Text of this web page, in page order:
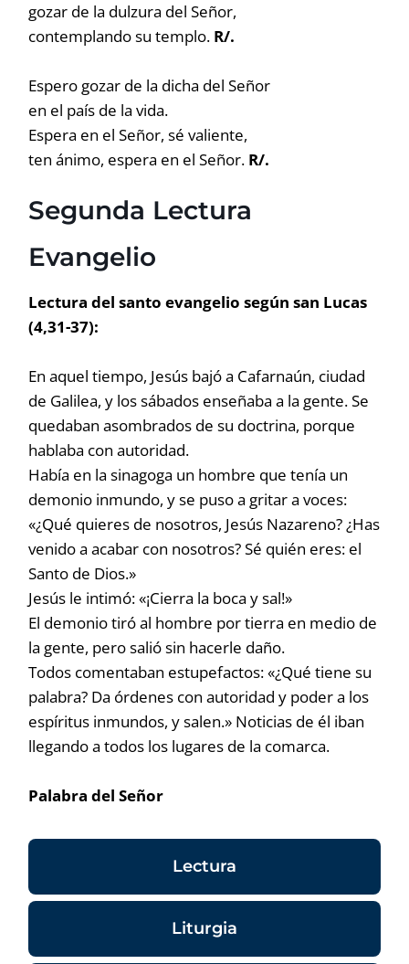
gozar de la dulzura del Señor,
contemplando su templo. R/.
Espero gozar de la dicha del Señor
en el país de la vida.
Espera en el Señor, sé valiente,
ten ánimo, espera en el Señor. R/.
Segunda Lectura
Evangelio
Lectura del santo evangelio según san Lucas
(4,31-37):
En aquel tiempo, Jesús bajó a Cafarnaún, ciudad
de Galilea, y los sábados enseñaba a la gente. Se
quedaban asombrados de su doctrina, porque
hablaba con autoridad.
Había en la sinagoga un hombre que tenía un
demonio inmundo, y se puso a gritar a voces:
«¿Qué quieres de nosotros, Jesús Nazareno? ¿Has
venido a acabar con nosotros? Sé quién eres: el
Santo de Dios.»
Jesús le intimó: «¡Cierra la boca y sal!»
El demonio tiró al hombre por tierra en medio de
la gente, pero salió sin hacerle daño.
Todos comentaban estupefactos: «¿Qué tiene su
palabra? Da órdenes con autoridad y poder a los
espíritus inmundos, y salen.» Noticias de él iban
llegando a todos los lugares de la comarca.
Palabra del Señor
Lectura
Liturgia